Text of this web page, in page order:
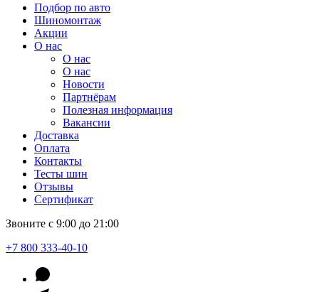
Подбор по авто
Шиномонтаж
Акции
О нас
О нас
О нас
Новости
Партнёрам
Полезная информация
Вакансии
Доставка
Оплата
Контакты
Тесты шин
Отзывы
Сертификат
Звоните с 9:00 до 21:00
+7 800 333-40-10